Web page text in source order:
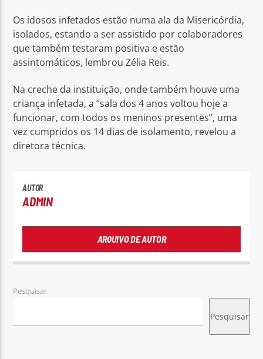
Os idosos infetados estão numa ala da Misericórdia,
isolados, estando a ser assistido por colaboradores
que também testaram positiva e estão
assintomáticos, lembrou Zélia Reis.
Na creche da instituição, onde também houve uma
criança infetada, a “sala dos 4 anos voltou hoje a
funcionar, com todos os meninos presentes”, uma
vez cumpridos os 14 dias de isolamento, revelou a
diretora técnica.
AUTOR
ADMIN
ARQUIVO DE AUTOR
Pesquisar
Pesquisar